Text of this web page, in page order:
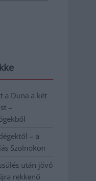
a Duna a két
–
– a
Szolnokon
után jövő
rekkenő